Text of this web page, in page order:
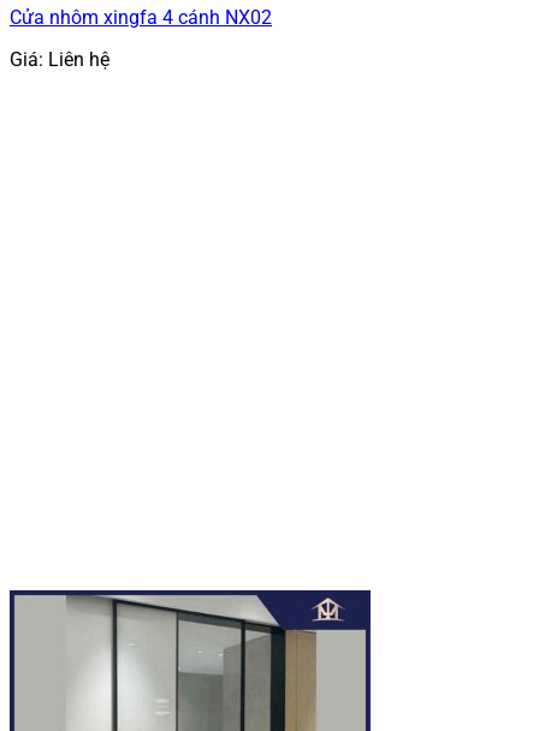
Cửa nhôm xingfa 4 cánh NX02
Giá: Liên hệ